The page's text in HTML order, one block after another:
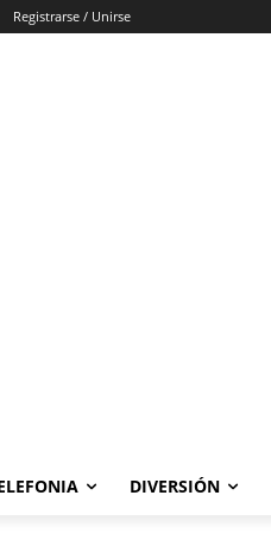
Registrarse / Unirse
DIVERSIÓN